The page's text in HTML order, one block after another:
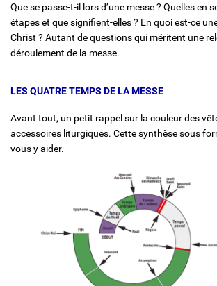
Que se passe-t-il lors d’une messe ? Quelles en
étapes et que signifient-elles ? En quoi est-ce
Christ ? Autant de questions qui méritent une
déroulement de la messe.
LES QUATRE TEMPS DE LA MESSE
Avant tout, un petit rappel sur la couleur des
accessoires liturgiques. Cette synthèse sous
vous y aider.